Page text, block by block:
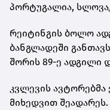
პორტუგალია,
რეიტინგის ბოლო
ბანგლადეში
შორის 89-ე ადგილი
კვლევის ავტორებმა
მიხედვით შეადარეს.